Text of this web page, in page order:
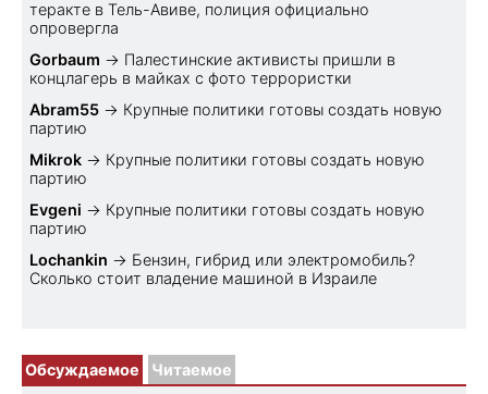
теракте в Тель-Авиве, полиция официально
опровергла
Gorbaum → Палестинские активисты пришли в
концлагерь в майках с фото террористки
Abram55 → Крупные политики готовы создать новую
партию
Mikrok → Крупные политики готовы создать новую
партию
Evgeni → Крупные политики готовы создать новую
партию
Lochankin → Бензин, гибрид или электромобиль?
Cколько стоит владение машиной в Израиле
Обсуждаемое Читаемое